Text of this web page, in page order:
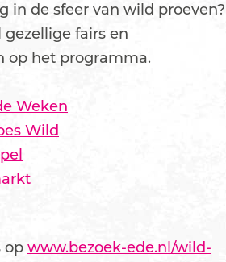
in de sfeer van wild proeven?
gezellige fairs en
op het programma.
Weken
Wild
op www.bezoek-ede.nl/wild-